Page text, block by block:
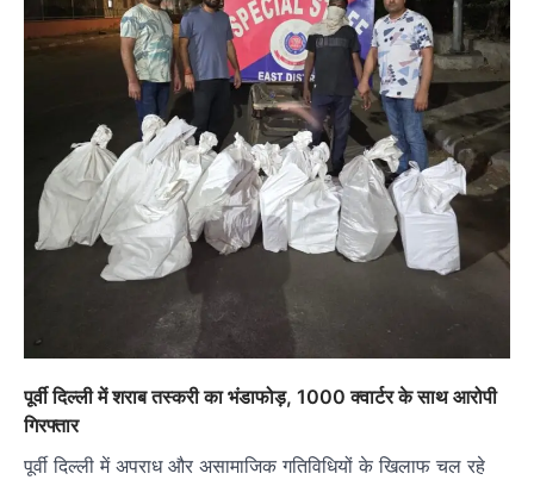
पूर्वी दिल्ली में शराब तस्करी का भंडाफोड़, 1000 क्वार्टर के साथ आरोपी
गिरफ्तार
पूर्वी दिल्ली में अपराध और असामाजिक गतिविधियों के खिलाफ चल रहे